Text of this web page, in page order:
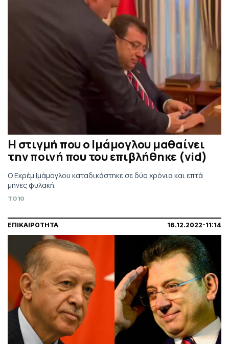
Η στιγμή που ο Ιμάμογλου μαθαίνει
την ποινή που του επιβλήθηκε (vid)
Ο Εκρέμ Ιμάμογλου καταδικάστηκε σε δύο χρόνια και επτά
μήνες φυλακή.
TO10
ΕΠΙΚΑΙΡΟΤΗΤΑ 16.12.2022-11:14